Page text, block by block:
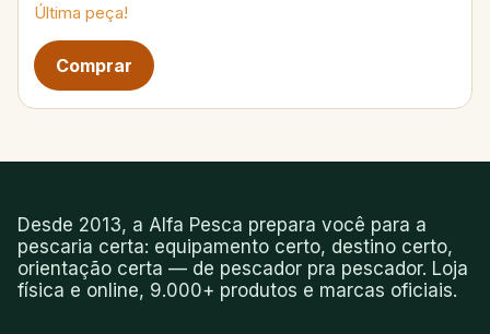
Última peça!
Desde 2013, a Alfa Pesca prepara você para a
pescaria certa: equipamento certo, destino certo,
orientação certa — de pescador pra pescador. Loja
física e online, 9.000+ produtos e marcas oficiais.